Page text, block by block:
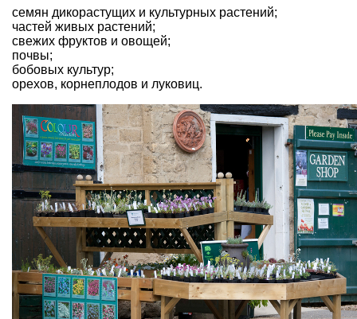
семян дикорастущих и культурных растений;
частей живых растений;
свежих фруктов и овощей;
почвы;
бобовых культур;
орехов, корнеплодов и луковиц.